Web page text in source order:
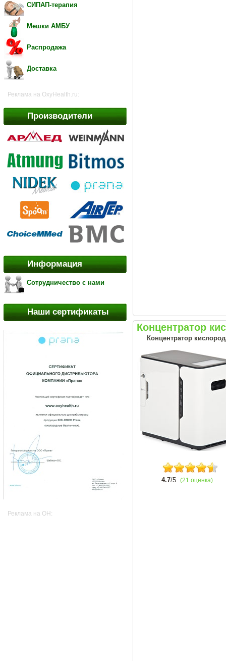
СИПАП-терапия
Мешки АМБУ
Распродажа
Доставка
Реклама на OxyHealth.ru:
Производители
Информация
Сотрудничество с нами
Наши сертификаты
Реклама на OH:
Концентратор
Концентратор
4.7/5 (21 оценка)